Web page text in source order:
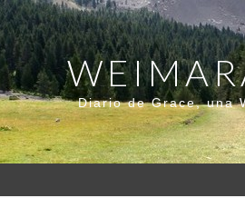
Diario de Grace, una